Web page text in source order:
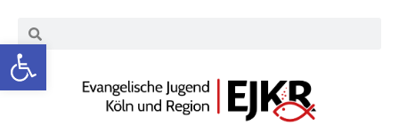
Werkzeugleiste öffnen